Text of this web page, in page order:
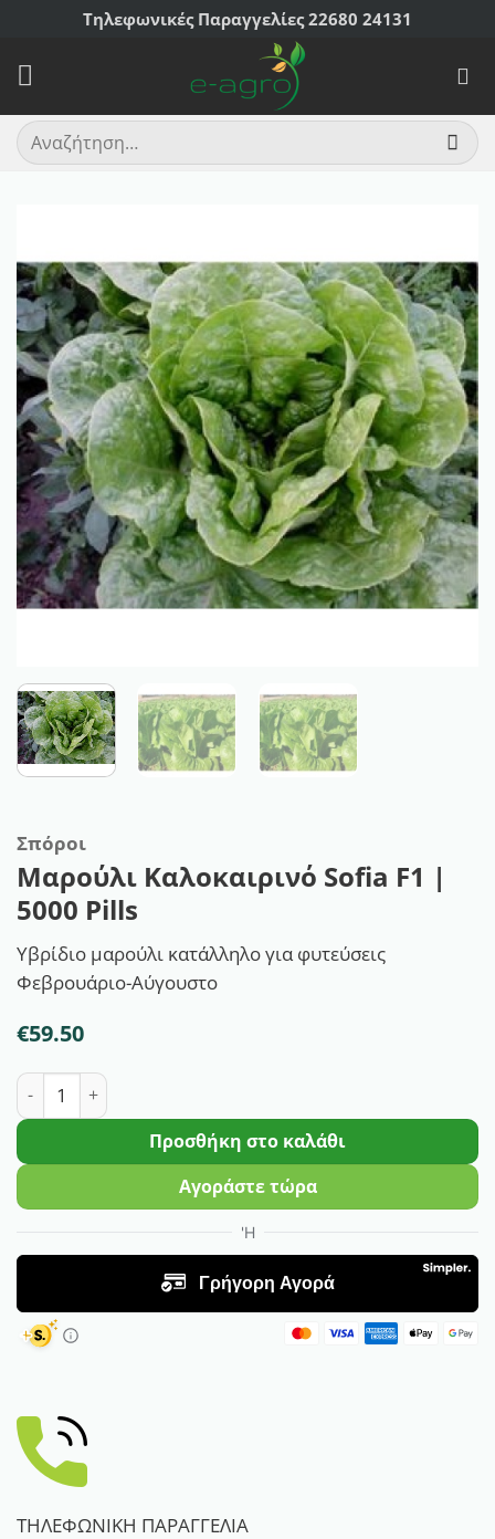
Μετάβαση
περιεχόμενο
Τηλεφωνικές Παραγγελίες 22680 24131
Αναζήτηση
για:
Σπόροι
Μαρούλι Καλοκαιρινό Sofia F1 |
5000 Pills
Υβρίδιο μαρούλι κατάλληλο για φυτεύσεις
Φεβρουάριο-Αύγουστο
€59.50
Μαρούλι Καλοκαιρινό Sofia F1 | 5000 Pills ποσότητα
Προσθήκη στο καλάθι
Αγοράστε τώρα
ΤΗΛΕΦΩΝΙΚΗ ΠΑΡΑΓΓΕΛΙΑ